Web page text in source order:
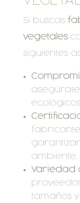
Si buscas
vegetales
siguientes
asegúrate
ambiente.
Variedad
tamaños